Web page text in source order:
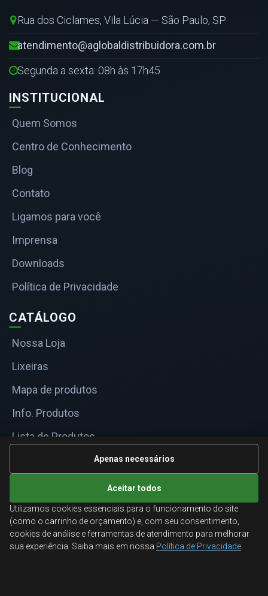
Rua dos Ciclames, Vila Lúcia — São Paulo, SP
atendimento@aglobaldistribuidora.com.br
Segunda a sexta: 08h às 17h45
INSTITUCIONAL
Quem Somos
Centro de Conhecimento
Blog
Contato
Ligamos para você
Imprensa
Downloads
Política de Privacidade
CATÁLOGO
Nossa Loja
Lixeiras
Mapa de produtos
Info. Produtos
Lista de Produtos
Informações Técnicas
ATENDIMENTO
Orçamentos corporativos, condições para empresas
e suporte especializado.
Apenas necessários
Aceitar todos
Utilizamos cookies essenciais para o funcionamento do site
(como o carrinho de orçamento) e, com seu consentimento,
cookies de análise e ferramentas de atendimento para melhorar
sua experiência. Saiba mais em nossa Política de Privacidade